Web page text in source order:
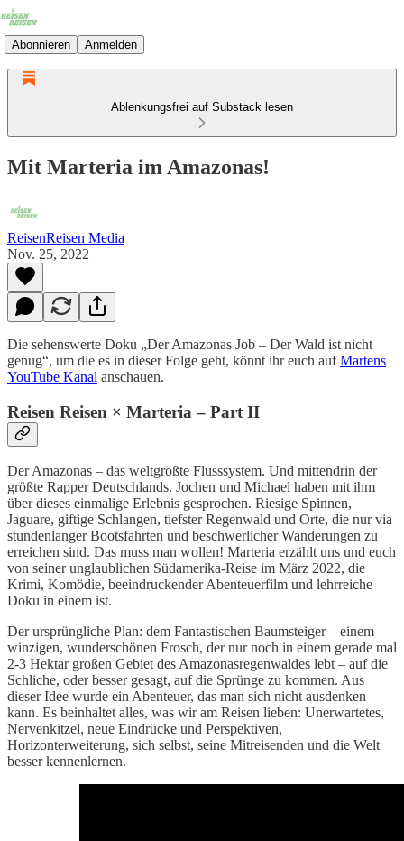
Abonnieren Anmelden
Ablenkungsfrei auf Substack lesen
Mit Marteria im Amazonas!
ReisenReisen Media
Nov. 25, 2022
Die sehenswerte Doku „Der Amazonas Job – Der Wald ist nicht
genug“, um die es in dieser Folge geht, könnt ihr euch aufMartens
YouTube Kanal anschauen.
Reisen Reisen × Marteria – Part II
Der Amazonas – das weltgrößte Flusssystem. Und mittendrin der
größte Rapper Deutschlands. Jochen und Michael haben mit ihm
über dieses einmalige Erlebnis gesprochen. Riesige Spinnen,
Jaguare, giftige Schlangen, tiefster Regenwald und Orte, die nur via
stundenlanger Bootsfahrten und beschwerlicher Wanderungen zu
erreichen sind. Das muss man wollen! Marteria erzählt uns und euch
von seiner unglaublichen Südamerika-Reise im März 2022, die
Krimi, Komödie, beeindruckender Abenteuerfilm und lehrreiche
Doku in einem ist.
Der ursprüngliche Plan: dem Fantastischen Baumsteiger – einem
winzigen, wunderschönen Frosch, der nur noch in einem gerade mal
2-3 Hektar großen Gebiet des Amazonasregenwaldes lebt – auf die
Schliche, oder besser gesagt, auf die Sprünge zu kommen. Aus
dieser Idee wurde ein Abenteuer, das man sich nicht ausdenken
kann. Es beinhaltet alles, was wir am Reisen lieben: Unerwartetes,
Nervenkitzel, neue Eindrücke und Perspektiven,
Horizonterweiterung, sich selbst, seine Mitreisenden und die Welt
besser kennenlernen.